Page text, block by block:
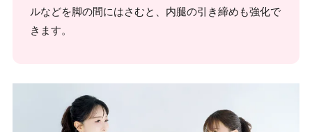
ルなどを脚の間にはさむと、内腿の引き締めも強化で
きます。